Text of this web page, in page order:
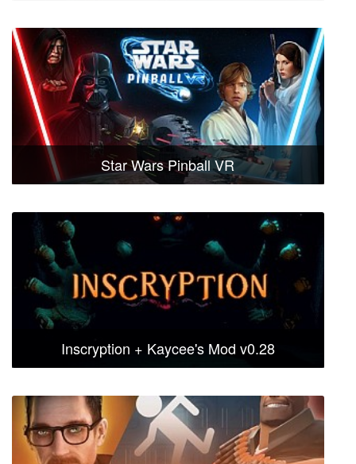
Star Wars Pinball VR
Inscryption + Kaycee's Mod v0.28